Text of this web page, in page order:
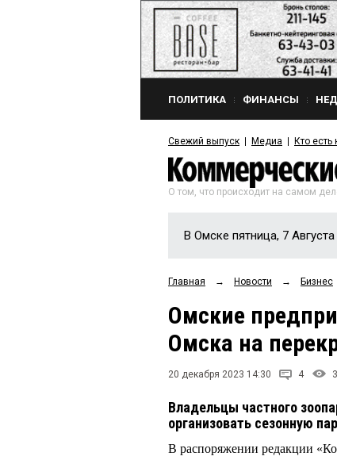
ПОЛИТИКА ФИНАНСЫ
Свежий выпуск Медиа Кто есть
О том, что происходит на самом
В Омске пятница, 7 Августа
Главная → Новости → Бизнес
Омские
Омска на
20 декабря 2023 14:30 4
Владельцы частного
организовать сезонную
В распоряжении редакции